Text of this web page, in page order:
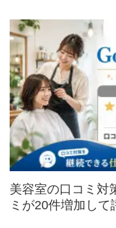
美容室の口コミ対
ミが20件増加し